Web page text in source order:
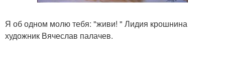
Я об одном молю тебя: "живи! " Лидия крошнина
художник Вячеслав палачев.